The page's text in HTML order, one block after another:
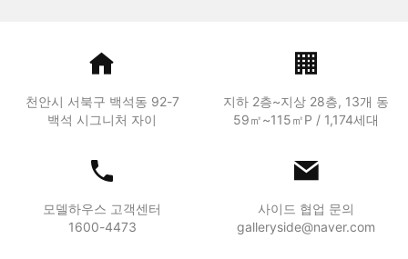
천안시 서북구 백석동 92-7
백석 시그니처 자이
지하 2층~지상 28층, 13개 동
59㎡~115㎡P / 1,174세대
모델하우스 고객센터
1600-4473
사이드 협업 문의
galleryside@naver.com